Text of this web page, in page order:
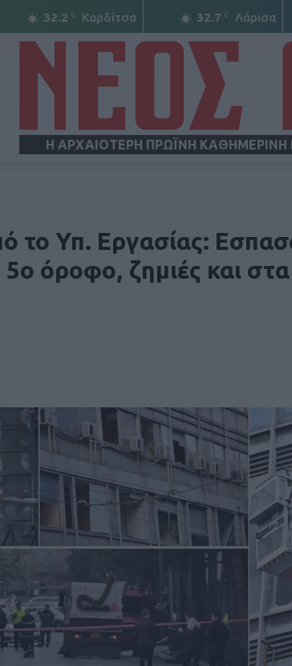
32.2 C Καρδίτσα 32.7 C Λάρισα
Η ΑΡΧΑΙΟΤΕΡΗ ΠΡΩΪΝΗ ΚΑΘΗΜΕΡΙΝΗ
το Υπ. Εργασίας:
5ο όροφο, ζημιές και